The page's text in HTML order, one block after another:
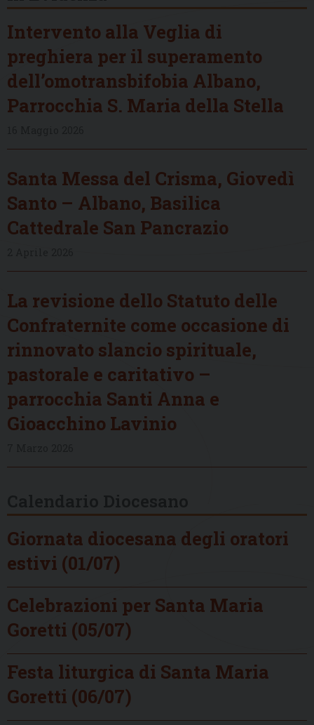
Intervento alla Veglia di
preghiera per il superamento
dell’omotransbifobia Albano,
Parrocchia S. Maria della Stella
Santa Messa del Crisma, Giovedì
Santo – Albano, Basilica
Cattedrale San Pancrazio
La revisione dello Statuto delle
Confraternite come occasione di
rinnovato slancio spirituale,
pastorale e caritativo –
parrocchia Santi Anna e
Gioacchino Lavinio
Giornata diocesana degli oratori
estivi (01/07)
Celebrazioni per Santa Maria
Goretti (05/07)
Festa liturgica di Santa Maria
Goretti (06/07)